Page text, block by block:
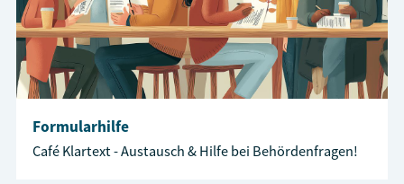
Formularhilfe
Café Klartext - Austausch & Hilfe bei Behördenfragen!